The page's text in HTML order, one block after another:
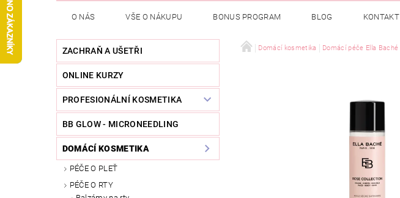
O NÁS VŠE O NÁKUPU BONUS PROGRAM BLOG KONTAKT
ZACHRAŇ A UŠETŘI
ONLINE KURZY
PROFESIONÁLNÍ KOSMETIKA
BB GLOW - MICRONEEDLING
DOMÁCÍ KOSMETIKA
PÉČE O PLEŤ
PÉČE O RTY
Domácí kosmetika Domácí péče Ella Baché